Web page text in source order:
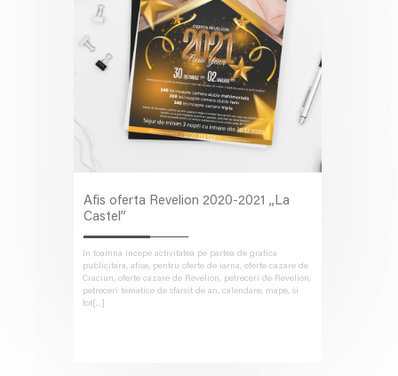
Afis oferta Revelion 2020-2021 „La
Castel”
In toamna incepe activitatea pe partea de grafica
publicitara, afise, pentru oferte de iarna, oferte cazare de
Craciun, oferte cazare de Revelion, petreceri de Revelion,
petreceri tematice de sfarsit de an, calendare, mape, si
tot[...]